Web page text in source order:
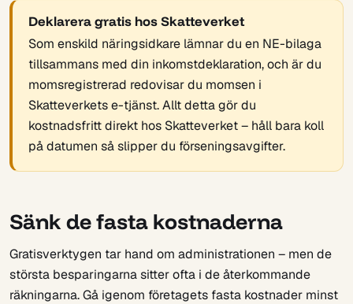
Deklarera gratis hos Skatteverket
Som enskild näringsidkare lämnar du en NE-bilaga
tillsammans med din inkomstdeklaration, och är du
momsregistrerad redovisar du momsen i
Skatteverkets e-tjänst. Allt detta gör du
kostnadsfritt direkt hos Skatteverket – håll bara koll
på datumen så slipper du förseningsavgifter.
Sänk de fasta kostnaderna
Gratisverktygen tar hand om administrationen – men de
största besparingarna sitter ofta i de återkommande
räkningarna. Gå igenom företagets fasta kostnader minst